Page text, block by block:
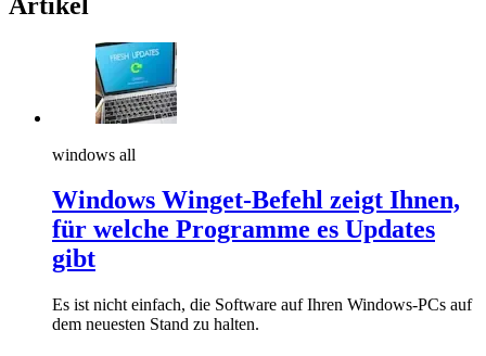
windows all
Windows Winget-Befehl zeigt Ihnen,
für welche Programme es Updates
gibt
Es ist nicht einfach, die Software auf Ihren Windows-PCs auf
dem neuesten Stand zu halten.